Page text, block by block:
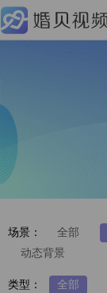
场景： 全部
动态背景
类型： 全部